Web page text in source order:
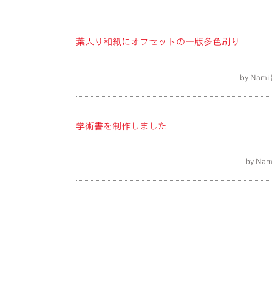
葉入り和紙にオフセットの一版多色刷り
by Nami
学術書を制作しました
by